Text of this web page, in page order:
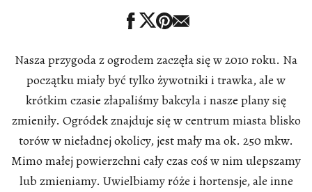
Nasza przygoda z ogrodem zaczęła się w 2010 roku. Na
początku miały być tylko żywotniki i trawka, ale w
krótkim czasie złapaliśmy bakcyla i nasze plany się
zmieniły. Ogródek znajduje się w centrum miasta blisko
torów w nieładnej okolicy, jest mały ma ok. 250 mkw.
Mimo małej powierzchni cały czas coś w nim ulepszamy
lub zmieniamy. Uwielbiamy róże i hortensje, ale inne